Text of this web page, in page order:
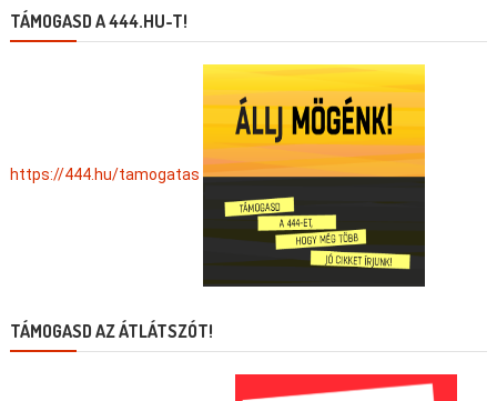
TÁMOGASD A 444.HU-T!
https://444.hu/tamogatas
TÁMOGASD AZ ÁTLÁTSZÓT!